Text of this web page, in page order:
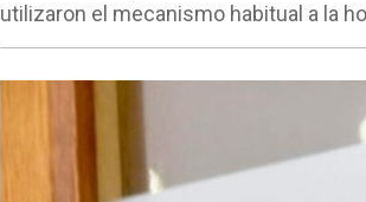
utilizaron el mecanismo habitual a la